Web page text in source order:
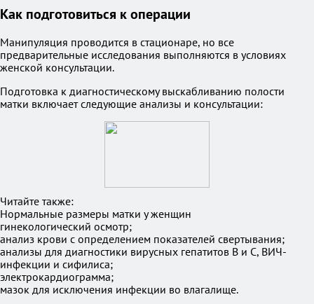
Как подготовиться к операции
Манипуляция проводится в стационаре, но все
предварительные исследования выполняются в условиях
женской консультации.
Подготовка к диагностическому выскабливанию полости
матки включает следующие анализы и консультации:
Читайте также:
Нормальные размеры матки у женщин
гинекологический осмотр;
анализ крови с определением показателей свертывания;
анализы для диагностики вирусных гепатитов В и С, ВИЧ-
инфекции и сифилиса;
электрокардиограмма;
мазок для исключения инфекции во влагалище.